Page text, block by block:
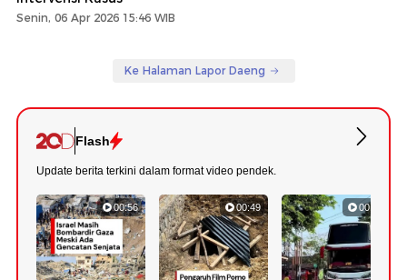
Senin, 06 Apr 2026 15:46 WIB
Ke Halaman Lapor Daeng
Flash
Update berita terkini dalam format video pendek.
00:56 00:49 00:57